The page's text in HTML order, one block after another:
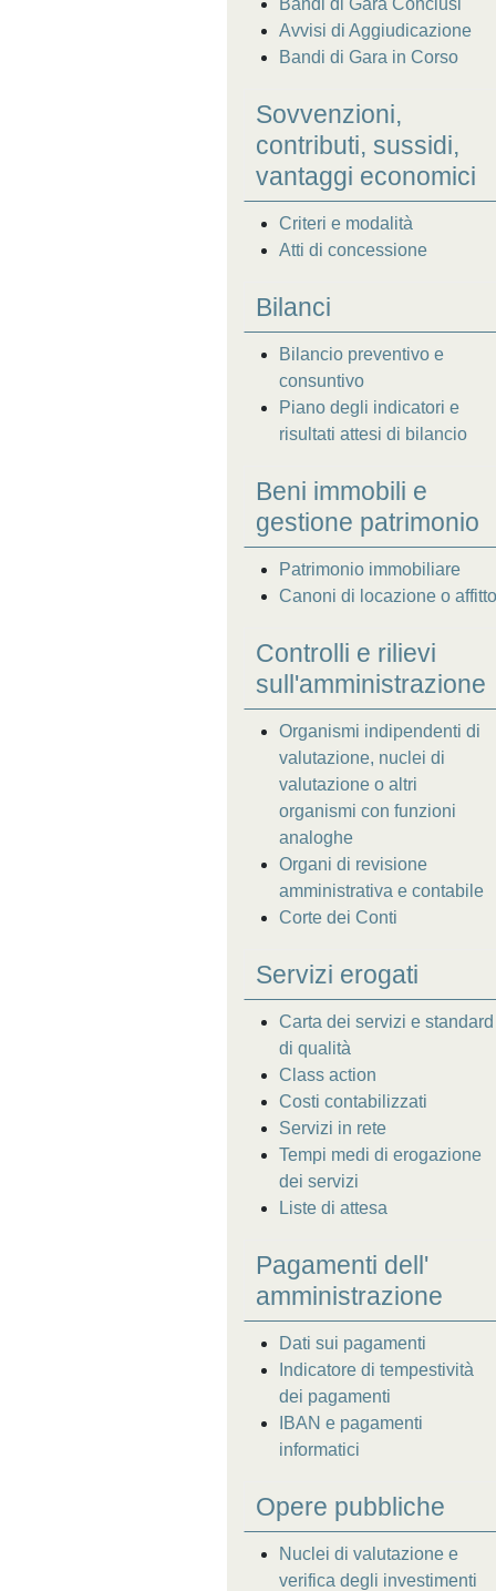
Bandi di Gara Conclusi
Avvisi di Aggiudicazione
Bandi di Gara in Corso
Sovvenzioni,
contributi, sussidi,
vantaggi economici
Criteri e modalità
Atti di concessione
Bilanci
Bilancio preventivo e
consuntivo
Piano degli indicatori e
risultati attesi di bilancio
Beni immobili e
gestione patrimonio
Patrimonio immobiliare
Canoni di locazione o affitto
Controlli e rilievi
sull'amministrazione
Organismi indipendenti di
valutazione, nuclei di
valutazione o altri
organismi con funzioni
analoghe
Organi di revisione
amministrativa e contabile
Corte dei Conti
Servizi erogati
Carta dei servizi e standard
di qualità
Class action
Costi contabilizzati
Servizi in rete
Tempi medi di erogazione
dei servizi
Liste di attesa
Pagamenti dell'
amministrazione
Dati sui pagamenti
Indicatore di tempestività
dei pagamenti
IBAN e pagamenti
informatici
Opere pubbliche
Nuclei di valutazione e
verifica degli investimenti